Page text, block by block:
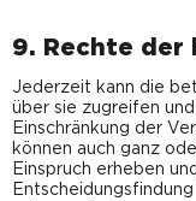
9. Rechte der
Jederzeit kann die
über sie zugreifen
Einschränkung der
können auch ganz
Einspruch erheben